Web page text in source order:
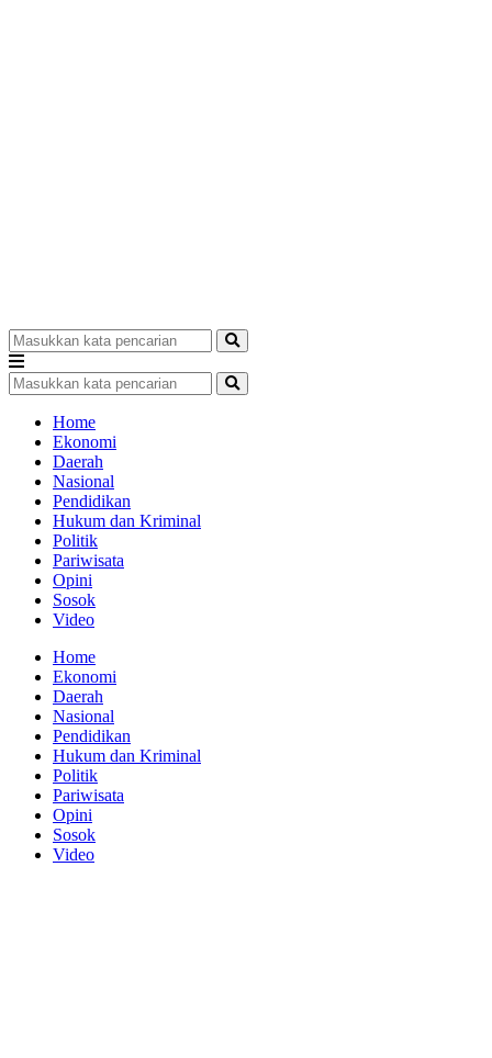
Home
Ekonomi
Daerah
Nasional
Pendidikan
Hukum dan Kriminal
Politik
Pariwisata
Opini
Sosok
Video
Home
Ekonomi
Daerah
Nasional
Pendidikan
Hukum dan Kriminal
Politik
Pariwisata
Opini
Sosok
Video